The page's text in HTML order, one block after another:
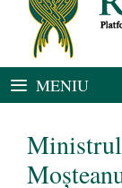
MENIU